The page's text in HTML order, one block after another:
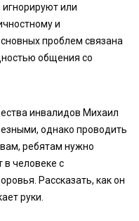
или
и
проблем связана
общения со
инвалидов Михаил
однако проводить
ребятам нужно
в человеке с
Рассказать, как он
руки.